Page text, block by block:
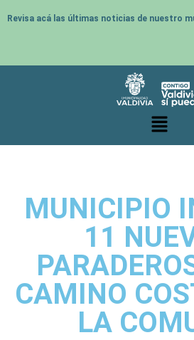
Revisa acá las últimas noticias de nuestro
MUNICIPIO
11
CAMINO
LA